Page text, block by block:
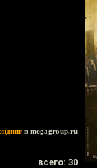
в megagroup.ru
всего: 30